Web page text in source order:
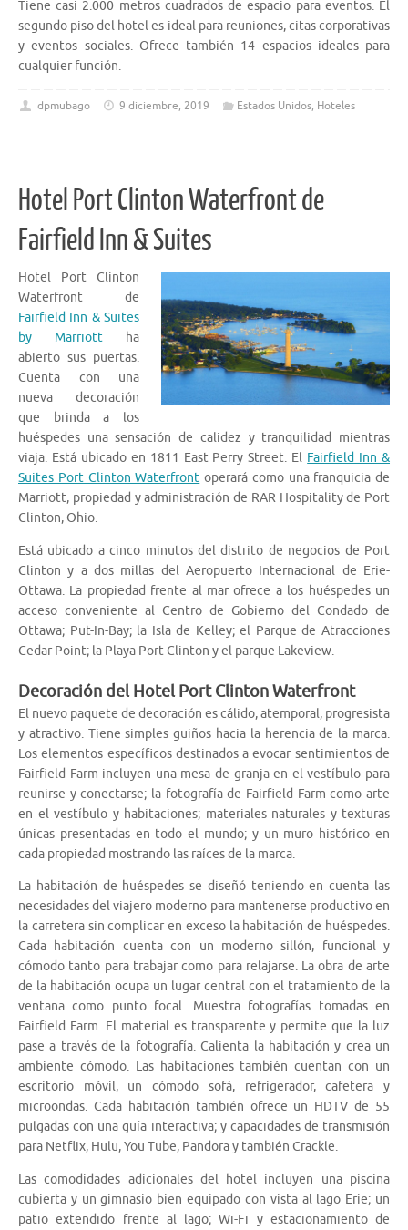
Tiene casi 2.000 metros cuadrados de espacio para eventos. El
segundo piso del hotel es ideal para reuniones, citas corporativas
y eventos sociales. Ofrece también 14 espacios ideales para
cualquier función.
dpmubago 9 diciembre, 2019 Estados Unidos, Hoteles
Hotel Port Clinton Waterfront de
Fairfield Inn & Suites
Hotel Port Clinton
Waterfront de
Fairfield Inn & Suites
by Marriott ha
abierto sus puertas.
Cuenta con una
nueva decoración
que brinda a los
huéspedes una sensación de calidez y tranquilidad mientras
viaja. Está ubicado en 1811 East Perry Street. El Fairfield Inn &
Suites Port Clinton Waterfront operará como una franquicia de
Marriott, propiedad y administración de RAR Hospitality de Port
Clinton, Ohio.
Está ubicado a cinco minutos del distrito de negocios de Port
Clinton y a dos millas del Aeropuerto Internacional de Erie-
Ottawa. La propiedad frente al mar ofrece a los huéspedes un
acceso conveniente al Centro de Gobierno del Condado de
Ottawa; Put-In-Bay; la Isla de Kelley; el Parque de Atracciones
Cedar Point; la Playa Port Clinton y el parque Lakeview.
Decoración del Hotel Port Clinton Waterfront
El nuevo paquete de decoración es cálido, atemporal, progresista
y atractivo. Tiene simples guiños hacia la herencia de la marca.
Los elementos específicos destinados a evocar sentimientos de
Fairfield Farm incluyen una mesa de granja en el vestíbulo para
reunirse y conectarse; la fotografía de Fairfield Farm como arte
en el vestíbulo y habitaciones; materiales naturales y texturas
únicas presentadas en todo el mundo; y un muro histórico en
cada propiedad mostrando las raíces de la marca.
La habitación de huéspedes se diseñó teniendo en cuenta las
necesidades del viajero moderno para mantenerse productivo en
la carretera sin complicar en exceso la habitación de huéspedes.
Cada habitación cuenta con un moderno sillón, funcional y
cómodo tanto para trabajar como para relajarse. La obra de arte
de la habitación ocupa un lugar central con el tratamiento de la
ventana como punto focal. Muestra fotografías tomadas en
Fairfield Farm. El material es transparente y permite que la luz
pase a través de la fotografía. Calienta la habitación y crea un
ambiente cómodo. Las habitaciones también cuentan con un
escritorio móvil, un cómodo sofá, refrigerador, cafetera y
microondas. Cada habitación también ofrece un HDTV de 55
pulgadas con una guía interactiva; y capacidades de transmisión
para Netflix, Hulu, You Tube, Pandora y también Crackle.
Las comodidades adicionales del hotel incluyen una piscina
cubierta y un gimnasio bien equipado con vista al lago Erie; un
patio extendido frente al lago; Wi-Fi y estacionamiento de